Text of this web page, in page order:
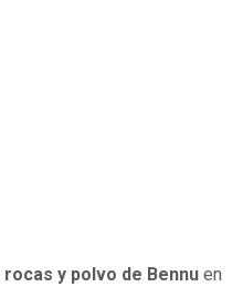
rocas y polvo de Bennu en